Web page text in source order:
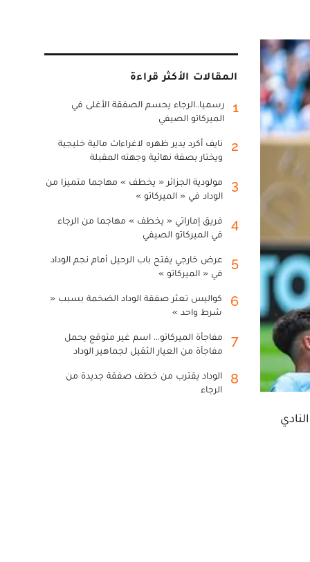
المقالات الأكثر قراءة
1
رسميا..الرجاء يحسم الصفقة الأغلى في
الميركاتو الصيفي
2
نايف أكرد يدير ظهره لاغراءات مالية خليجية
ويختار بصفة نهائية وجهته المقبلة
3
مولودية الجزائر « يخطف » مهاجما متميزا من
الوداد في « الميركاتو »
4
فريق إماراتي « يخطف » مهاجما من الرجاء
في الميركاتو الصيفي
5
عرض خارجي يفتح باب الرحيل أمام نجم الوداد
في « الميركاتو »
6
كواليس تعثر صفقة الوداد الضخمة بسبب «
شرط واحد »
7
مفاجأة الميركاتو... اسم غير متوقع يحمل
مفاجأة من العيار الثقيل لجماهير الوداد
8
الوداد يقترب من خطف صفقة جديدة من
الرجاء